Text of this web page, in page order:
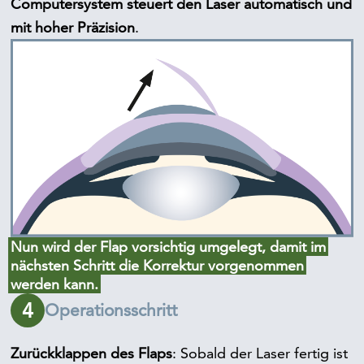
Computersystem steuert den Laser automatisch und
mit hoher Präzision.
Nun wird der Flap vorsichtig umgelegt, damit im
nächsten Schritt die Korrektur vorgenommen
werden kann.
4 Operationsschritt
Zurückklappen des Flaps: Sobald der Laser fertig ist